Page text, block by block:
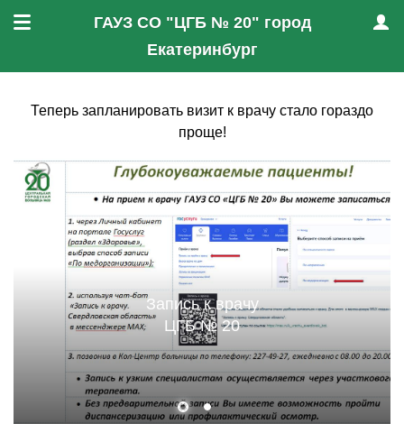
ГАУЗ СО "ЦГБ № 20" город
Екатеринбург
Теперь запланировать визит к врачу стало гораздо
проще!
Запись к врачу
ЦГБ № 20